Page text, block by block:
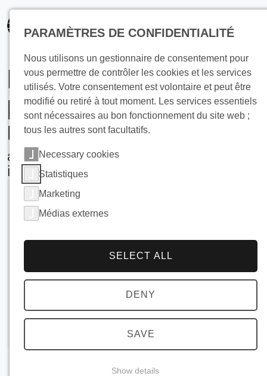
principal
Refroidissement du
poisson à haut
rendement
avec des machines à glaçons
industrielles
PARAMÈTRES DE CONFIDENTIALITÉ
Nous utilisons un gestionnaire de consentement pour
vous permettre de contrôler les cookies et les services
utilisés. Votre consentement est volontaire et peut être
modifié ou retiré à tout moment. Les services essentiels
sont nécessaires au bon fonctionnement du site web ;
tous les autres sont facultatifs.
Necessary cookies
Statistiques
Marketing
Médias externes
SELECT ALL
DENY
SAVE
Show details